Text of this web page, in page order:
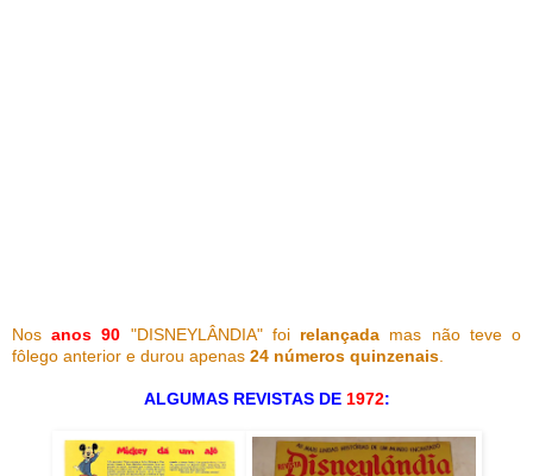
Nosanos 90 "DISNEYLÂNDIA" foirelançada mas não teve o
fôlego anterior e durou apenas 24 números quinzenais.
ALGUMAS REVISTAS DE1972: